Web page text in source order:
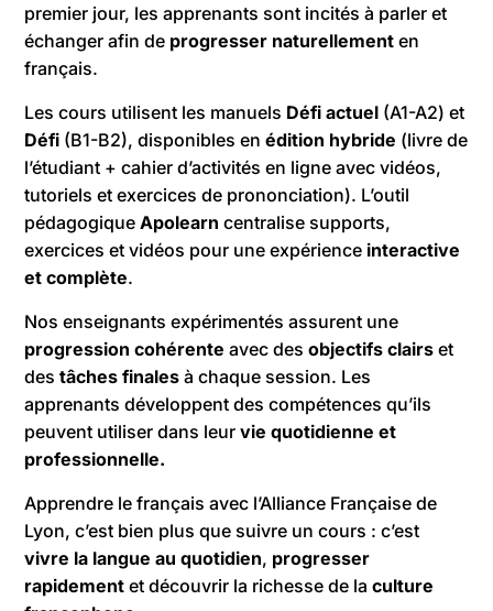
premier jour, les apprenants sont incités à parler et
échanger afin de progresser naturellementen
français.
Les cours utilisent les manuels Défi actuel (A1-A2) et
Défi (B1-B2), disponibles enédition hybride (livre de
l’étudiant + cahier d’activités en ligne avec vidéos,
tutoriels et exercices de prononciation). L’outil
pédagogiqueApolearn centralise supports,
exercices et vidéos pour une expérience interactive
et complète.
Nos enseignants expérimentés assurent une
progression cohérente avec desobjectifs clairs et
destâches finalesà chaque session. Les
apprenants développent des compétences qu’ils
peuvent utiliser dans leur vie quotidienne et
professionnelle.
Apprendre le français avec l’Alliance Française de
Lyon, c’est bien plus que suivre un cours : c’est
vivre la langue au quotidien, progresser
rapidement et découvrir la richesse de la culture